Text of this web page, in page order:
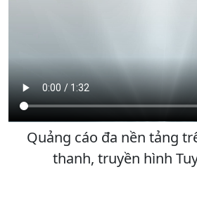
Quảng cáo đa nền tảng
thanh, truyền hình